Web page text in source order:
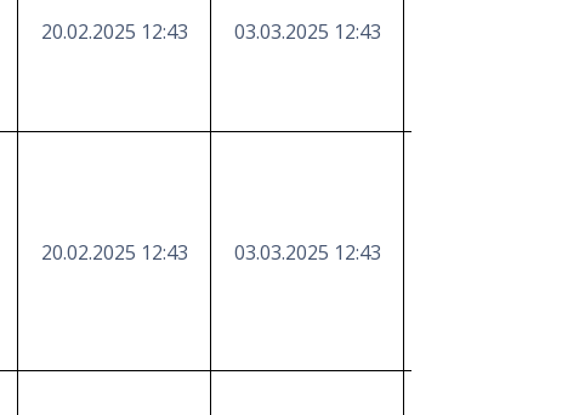
20.02.2025 12:43 03.03.2025 12:43
20.02.2025 12:43 03.03.2025 12:43